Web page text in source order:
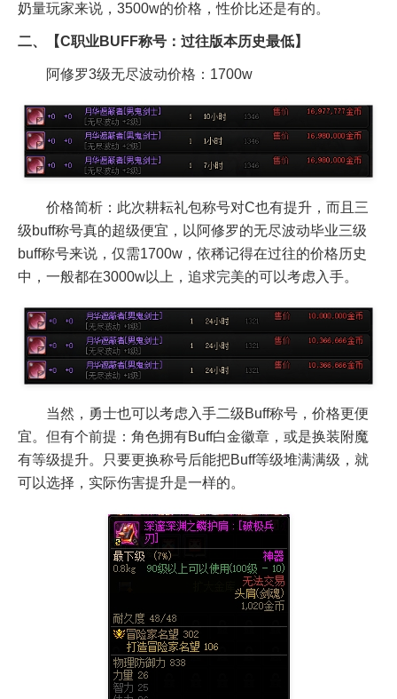
奶量玩家来说，3500w的价格，性价比还是有的。
二、【C职业BUFF称号：过往版本历史最低】
阿修罗3级无尽波动价格：1700w
价格简析：此次耕耘礼包称号对C也有提升，而且三
级buff称号真的超级便宜，以阿修罗的无尽波动毕业三级
buff称号来说，仅需1700w，依稀记得在过往的价格历史
中，一般都在3000w以上，追求完美的可以考虑入手。
当然，勇士也可以考虑入手二级Buff称号，价格更便
宜。但有个前提：角色拥有Buff白金徽章，或是换装附魔
有等级提升。只要更换称号后能把Buff等级堆满满级，就
可以选择，实际伤害提升是一样的。